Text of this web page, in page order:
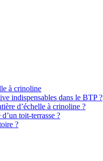
à crinoline
indispensables dans le BTP ?
d’échelle à crinoline ?
toit-terrasse ?
?